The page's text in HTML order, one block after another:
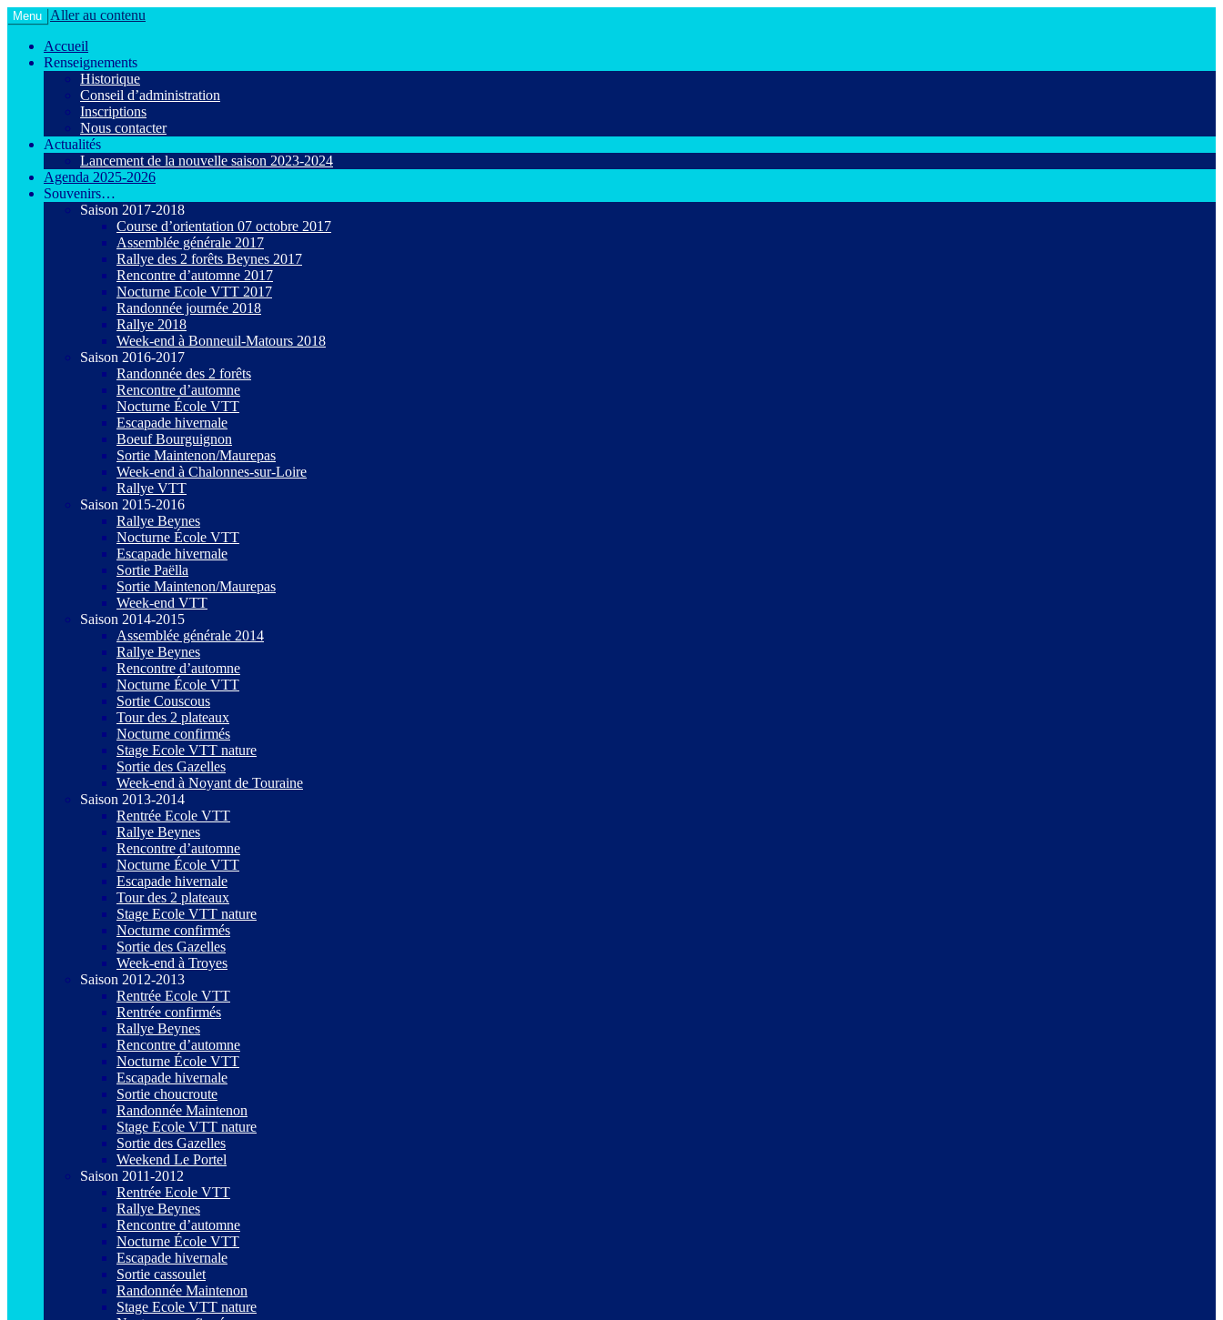
Agiot VTT Maurepas
Le VTT loisir en toute convivialité !
Menu
Aller au contenu
Accueil
Renseignements
Historique
Conseil d’administration
Inscriptions
Nous contacter
Actualités
Lancement de la nouvelle saison 2023-2024
Agenda 2025-2026
Souvenirs…
Saison 2017-2018
Course d’orientation 07 octobre 2017
Assemblée générale 2017
Rallye des 2 forêts Beynes 2017
Rencontre d’automne 2017
Nocturne Ecole VTT 2017
Randonnée journée 2018
Rallye 2018
Week-end à Bonneuil-Matours 2018
Saison 2016-2017
Randonnée des 2 forêts
Rencontre d’automne
Nocturne École VTT
Escapade hivernale
Boeuf Bourguignon
Sortie Maintenon/Maurepas
Week-end à Chalonnes-sur-Loire
Rallye VTT
Saison 2015-2016
Rallye Beynes
Nocturne École VTT
Escapade hivernale
Sortie Paëlla
Sortie Maintenon/Maurepas
Week-end VTT
Saison 2014-2015
Assemblée générale 2014
Rallye Beynes
Rencontre d’automne
Nocturne École VTT
Sortie Couscous
Tour des 2 plateaux
Nocturne confirmés
Stage Ecole VTT nature
Sortie des Gazelles
Week-end à Noyant de Touraine
Saison 2013-2014
Rentrée Ecole VTT
Rallye Beynes
Rencontre d’automne
Nocturne École VTT
Escapade hivernale
Tour des 2 plateaux
Stage Ecole VTT nature
Nocturne confirmés
Sortie des Gazelles
Week-end à Troyes
Saison 2012-2013
Rentrée Ecole VTT
Rentrée confirmés
Rallye Beynes
Rencontre d’automne
Nocturne École VTT
Escapade hivernale
Sortie choucroute
Randonnée Maintenon
Stage Ecole VTT nature
Sortie des Gazelles
Weekend Le Portel
Saison 2011-2012
Rentrée Ecole VTT
Rallye Beynes
Rencontre d’automne
Nocturne École VTT
Escapade hivernale
Sortie cassoulet
Randonnée Maintenon
Stage Ecole VTT nature